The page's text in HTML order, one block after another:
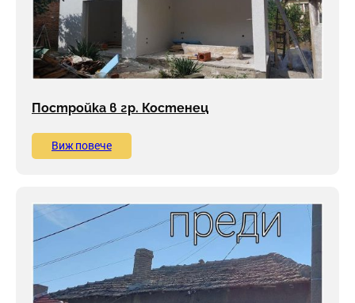
Постройка в гр. Костенец
Виж повече